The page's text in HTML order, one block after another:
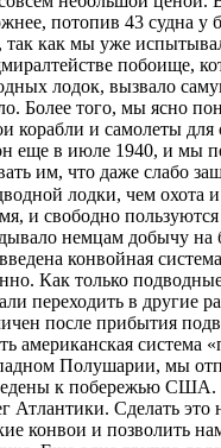
потопив 43 судна
так как мы уже
побоище,
лодок, вызвало
Более того, мы ясно
корабли и самолеты
еще в июле 1940, и мы
им, что даже слабо
лодки, чем охота
и свободно
немцам добычу
конвойная
Как только
переходить в другие
после прибытия
американская
Полушарии, мы
к побережью США.
Атлантики. Сделать
конвои и позволить